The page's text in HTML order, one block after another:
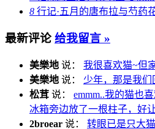
8 行记·五月的唐布拉与芍药
最新评论 给我留言 »
美樂地 说： 我很喜欢猫~但
美樂地 说： 少年，那是我们
松茸 说： emmm..我的猫也
冰箱旁边放了一根柱子，好
2broear 说： 转眼已是只大